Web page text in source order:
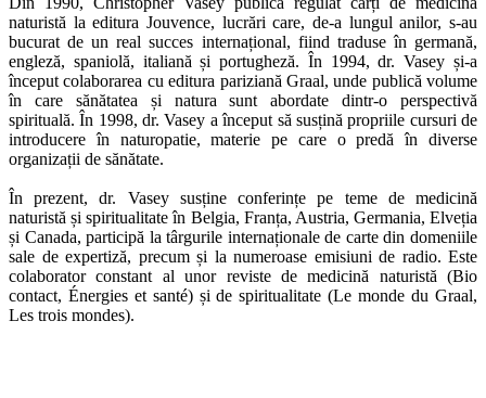
naturistă la editura Jouvence, lucrări care, de‑a lungul anilor, s‑au
bucurat de un real succes internațional, fiind traduse în germană,
engleză, spaniolă, italiană și portugheză. În 1994, dr. Vasey și‑a
început colaborarea cu editura pariziană Graal, unde publică volume
în care sănătatea și natura sunt abor­date dintr‑o perspectivă
spirituală. În 1998, dr. Vasey a început să susțină propriile cursuri de
introducere în naturopatie, materie pe care o predă în diverse
organizații de sănătate.
În prezent, dr. Vasey susține conferințe pe teme de medicină
naturistă și spiritualitate în Belgia, Franța, Austria, Germania, Elveția
și Canada, participă la târgurile internaționale de carte din domeniile
sale de expertiză, precum și la numeroase emisiuni de radio. Este
colaborator constant al unor reviste de medicină naturistă (Bio
contact, Énergies et santé) și de spiritualitate (Le monde du Graal,
Les trois mondes).